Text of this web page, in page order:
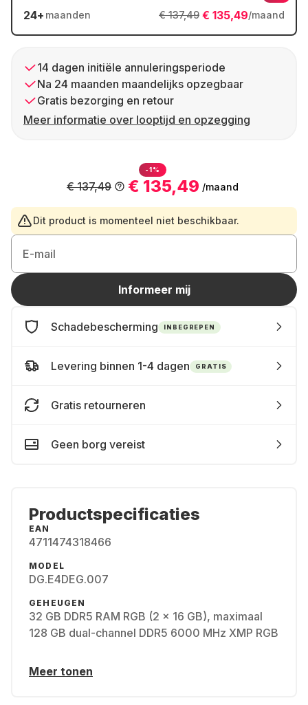
24+ maanden € 135,49/maand
€ 137,49
14 dagen initiële annuleringsperiode
Na 24 maanden maandelijks opzegbaar
Gratis bezorging en retour
Meer informatie over looptijd en opzegging
-1%
€ 135,49 /maand
€ 137,49
Dit product is momenteel niet beschikbaar.
E-mail
Informeer mij
Schadebescherming INBEGREPEN
Levering binnen 1-4 dagen GRATIS
Gratis retourneren
Geen borg vereist
Productspecificaties
EAN
4711474318466
MODEL
DG.E4DEG.007
GEHEUGEN
32 GB DDR5 RAM RGB (2 x 16 GB), maximaal
128 GB dual-channel DDR5 6000 MHz XMP RGB
Meer tonen